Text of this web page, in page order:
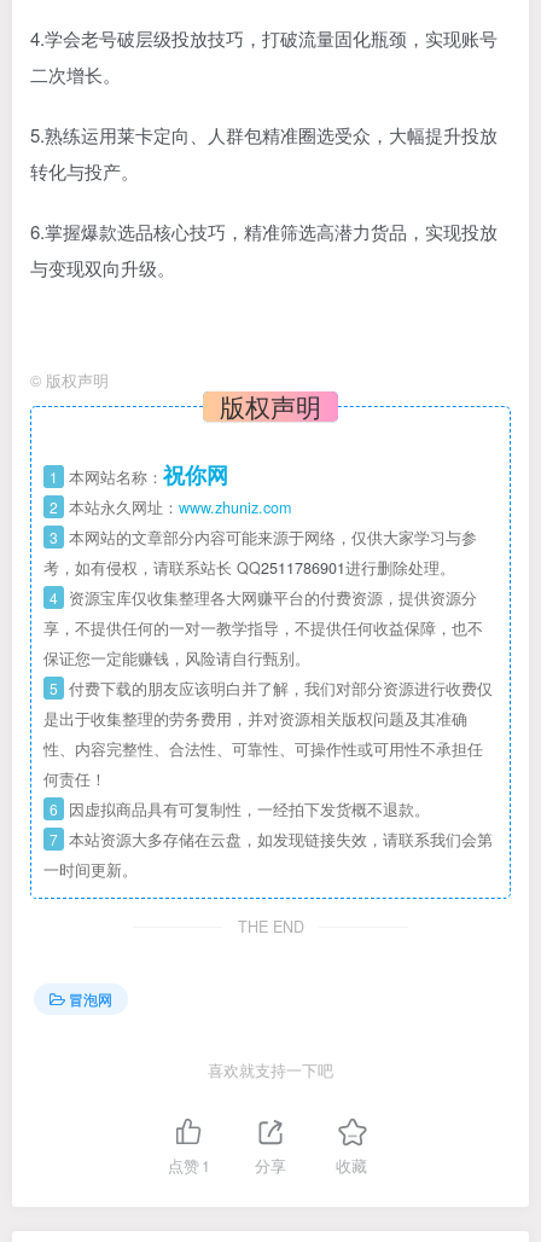
4.学会老号破层级投放技巧，打破流量固化瓶颈，实现账号
二次增长。
5.熟练运用莱卡定向、人群包精准圈选受众，大幅提升投放
转化与投产。
6.掌握爆款选品核心技巧，精准筛选高潜力货品，实现投放
与变现双向升级。
© 版权声明
版权声明
1 本网站名称： 祝你网
2 本站永久网址： www.zhuniz.com
3 本网站的文章部分内容可能来源于网络，仅供大家学习与参
考，如有侵权，请联系站长 QQ2511786901进行删除处理。
4 资源宝库仅收集整理各大网赚平台的付费资源，提供资源分
享，不提供任何的一对一教学指导，不提供任何收益保障，也不
保证您一定能赚钱，风险请自行甄别。
5 付费下载的朋友应该明白并了解，我们对部分资源进行收费仅
是出于收集整理的劳务费用，并对资源相关版权问题及其准确
性、内容完整性、合法性、可靠性、可操作性或可用性不承担任
何责任！
6 因虚拟商品具有可复制性，一经拍下发货概不退款。
7 本站资源大多存储在云盘，如发现链接失效，请联系我们会第
一时间更新。
THE END
冒泡网
喜欢就支持一下吧
点赞1 分享 收藏